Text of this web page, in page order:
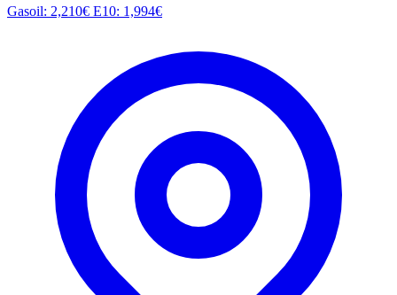
Gasoil: 2,210€ E10: 1,994€